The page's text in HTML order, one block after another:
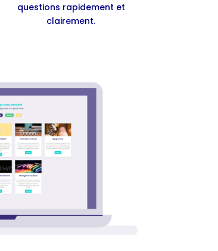
questions rapidement et
clairement.